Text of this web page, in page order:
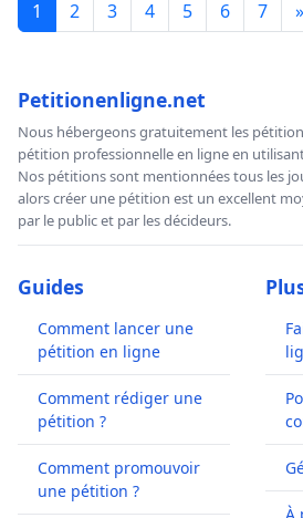
1 2 3 4 5 6 7 »
Petitionenligne.net
Nous hébergeons gratuitement les
pétition professionnelle en ligne en
Nos pétitions sont mentionnées tous les
alors créer une pétition est un excellent
par le public et par les décideurs.
Guides
Comment lancer une
pétition en ligne
Comment rédiger une
pétition ?
Comment promouvoir
une pétition ?
À